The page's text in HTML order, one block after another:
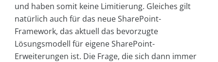
und haben somit keine Limitierung. Gleiches gilt
natürlich auch für das neue SharePoint-
Framework, das aktuell das bevorzugte
Lösungsmodell für eigene SharePoint-
Erweiterungen ist. Die Frage, die sich dann immer